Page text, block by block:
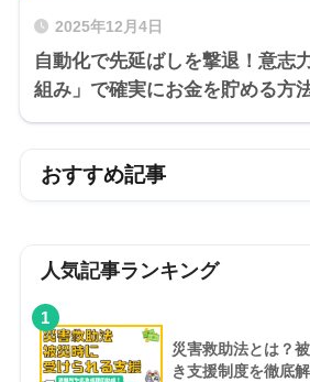
2025年12月4日
自動化で先延ばしを撃退！意志
組み」で確実にお金を貯める方
おすすめ記事
人気記事ランキング
1
災害救助法とは？
き支援制度を徹底